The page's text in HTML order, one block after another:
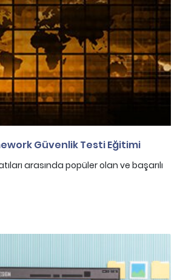
Güvenlik Testi Eğitimi
arasında popüler olan ve başarılı